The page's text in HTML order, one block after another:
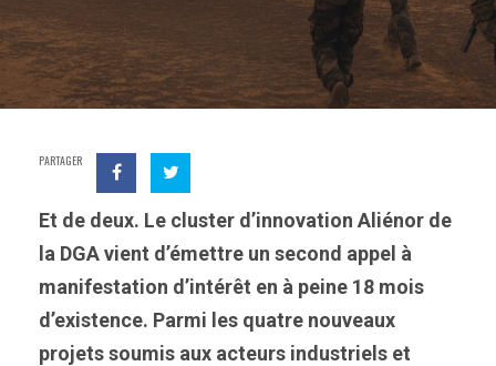
PARTAGER
Et de deux. Le cluster d’innovation Aliénor de
la DGA vient d’émettre un second appel à
manifestation d’intérêt en à peine 18 mois
d’existence. Parmi les quatre nouveaux
projets soumis aux acteurs industriels et